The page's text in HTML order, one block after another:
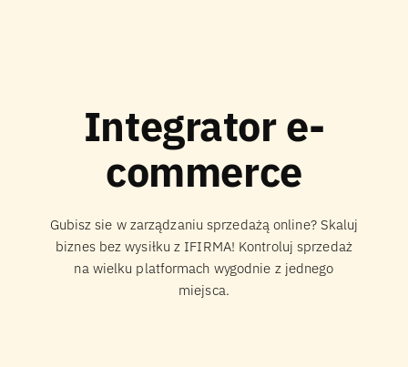
Integrator e-
commerce
Gubisz sie w zarządzaniu sprzedażą online? Skaluj
biznes bez wysiłku z IFIRMA! Kontroluj sprzedaż
na wielku platformach wygodnie z jednego
miejsca.